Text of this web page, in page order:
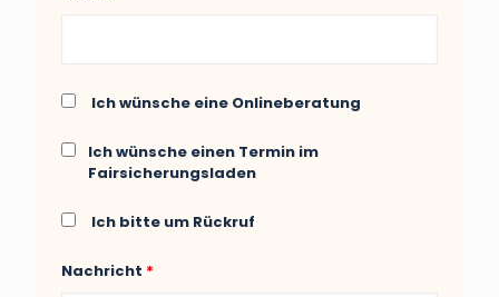
Ich wünsche eine Onlineberatung
Ich wünsche einen Termin im
Fairsicherungsladen
Ich bitte um Rückruf
Nachricht *